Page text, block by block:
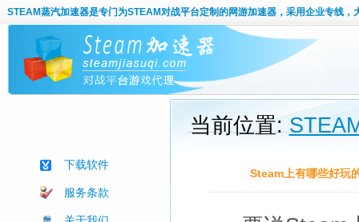
STEAM蒸汽加速器是专门为STEAM对战平台定制的网游加速器，采用企业专线，
下载软件
服务条款
当前位置:
Steam上有哪些好玩